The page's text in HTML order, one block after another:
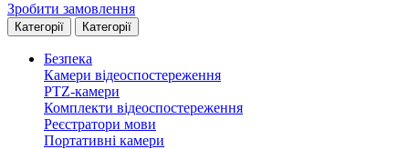
Зробити замовлення
Категорії Категорії
Безпека
Камери відеоспостереження
PTZ-камери
Комплекти відеоспостереження
Реєстратори мови
Портативні камери